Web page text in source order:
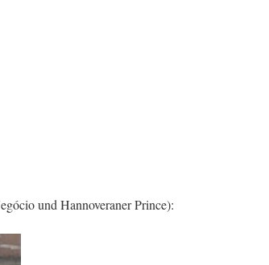
und Hannoveraner Prince):